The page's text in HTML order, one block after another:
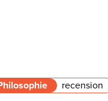
recension